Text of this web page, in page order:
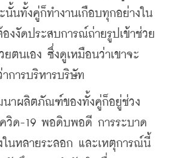
นทั้งคู่ก็ทำงานเกือบทุกอย่างใน
งงัดประสบการณ์ถ่ายรูปเข้าช่วย
ตนเอง ซึ่งดูเหมือนว่าเขาจะ
การบริหารบริษัท
ผลิตภัณฑ์ของทั้งคู่ก็อยู่ช่วง
ควิด-19 พอดิบพอดี การระบาด
ในหลายระลอก และเหตุการณ์นี้